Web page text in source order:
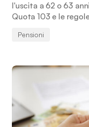
l'uscita a 62 o 63
Quota 103 e le
Pensioni